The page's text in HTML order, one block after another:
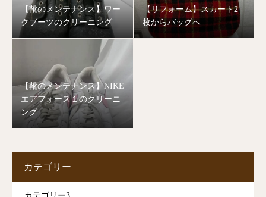
【靴のメンテナンス】ワー
クブーツのクリーニング
【リフォーム】スカート2
枚からバッグへ
【靴のメンテナンス】NIKE
エアフォース１のクリーニ
ング
カテゴリー